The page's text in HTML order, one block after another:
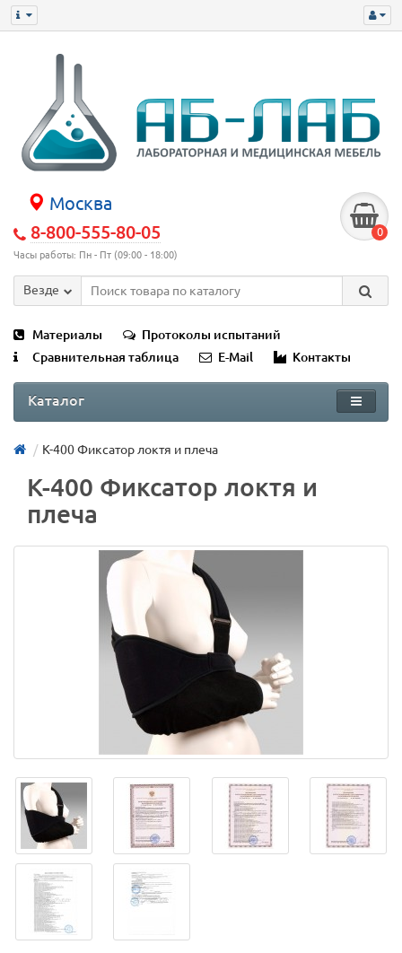
Москва
8-800-555-80-05
Часы работы: Пн - Пт (09:00 - 18:00)
0
Везде
Материалы
Протоколы испытаний
Сравнительная таблица
E-Mail Контакты
Каталог
K-400 Фиксатор локтя и плеча
K-400 Фиксатор локтя и
плеча